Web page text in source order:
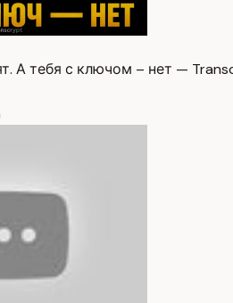
А тебя с ключом – нет —